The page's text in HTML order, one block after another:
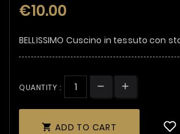
€10.00
BELLISSIMO Cuscino in tessuto con
QUANTITY :
 ADD TO CART